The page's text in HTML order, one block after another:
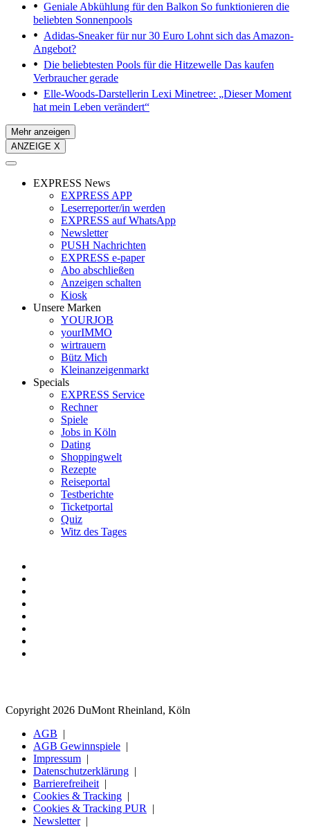
Geniale Abkühlung für den Balkon So funktionieren die
beliebten Sonnenpools
Adidas-Sneaker für nur 30 Euro Lohnt sich das Amazon-
Angebot?
Die beliebtesten Pools für die Hitzewelle Das kaufen
Verbraucher gerade
Elle-Woods-Darstellerin Lexi Minetree: „Dieser Moment
hat mein Leben verändert“
Mehr anzeigen
ANZEIGE X
EXPRESS News
EXPRESS APP
Leserreporter/in werden
EXPRESS auf WhatsApp
Newsletter
PUSH Nachrichten
EXPRESS e-paper
Abo abschließen
Anzeigen schalten
Kiosk
Unsere Marken
YOURJOB
yourIMMO
wirtrauern
Bütz Mich
Kleinanzeigenmarkt
Specials
EXPRESS Service
Rechner
Spiele
Jobs in Köln
Dating
Shoppingwelt
Rezepte
Reiseportal
Testberichte
Ticketportal
Quiz
Witz des Tages
Copyright 2026 DuMont Rheinland, Köln
AGB
AGB Gewinnspiele
Impressum
Datenschutzerklärung
Barrierefreiheit
Cookies & Tracking
Cookies & Tracking PUR
Newsletter